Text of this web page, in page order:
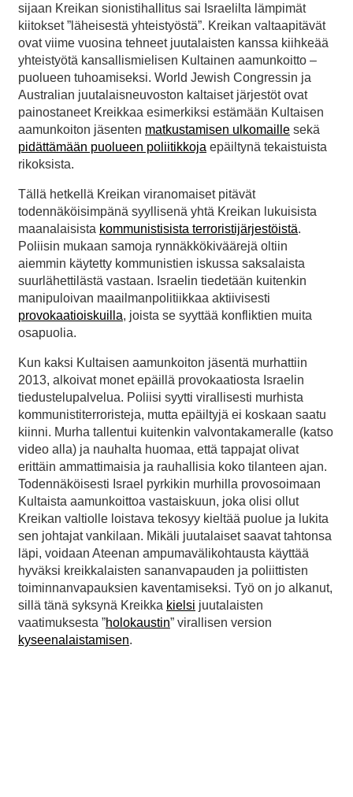
sijaan Kreikan sionistihallitus sai Israelilta lämpimät
kiitokset ”läheisestä yhteistyöstä”. Kreikan valtaapitävät
ovat viime vuosina tehneet juutalaisten kanssa kiihkeää
yhteistyötä kansallismielisen Kultainen aamunkoitto –
puolueen tuhoamiseksi. World Jewish Congressin ja
Australian juutalaisneuvoston kaltaiset järjestöt ovat
painostaneet Kreikkaa esimerkiksi estämään Kultaisen
aamunkoiton jäsenten matkustamisen ulkomaille sekä
pidättämään puolueen poliitikkoja epäiltynä tekaistuista
rikoksista.
Tällä hetkellä Kreikan viranomaiset pitävät
todennäköisimpänä syyllisenä yhtä Kreikan lukuisista
maanalaisista kommunistisista terroristijärjestöistä.
Poliisin mukaan samoja rynnäkkökiväärejä oltiin
aiemmin käytetty kommunistien iskussa saksalaista
suurlähettilästä vastaan. Israelin tiedetään kuitenkin
manipuloivan maailmanpolitiikkaa aktiivisesti
provokaatioiskuilla, joista se syyttää konfliktien muita
osapuolia.
Kun kaksi Kultaisen aamunkoiton jäsentä murhattiin
2013, alkoivat monet epäillä provokaatiosta Israelin
tiedustelupalvelua. Poliisi syytti virallisesti murhista
kommunistiterroristeja, mutta epäiltyjä ei koskaan saatu
kiinni. Murha tallentui kuitenkin valvontakameralle (katso
video alla) ja nauhalta huomaa, että tappajat olivat
erittäin ammattimaisia ja rauhallisia koko tilanteen ajan.
Todennäköisesti Israel pyrkikin murhilla provosoimaan
Kultaista aamunkoittoa vastaiskuun, joka olisi ollut
Kreikan valtiolle loistava tekosyy kieltää puolue ja lukita
sen johtajat vankilaan. Mikäli juutalaiset saavat tahtonsa
läpi, voidaan Ateenan ampumavälikohtausta käyttää
hyväksi kreikkalaisten sananvapauden ja poliittisten
toiminnanvapauksien kaventamiseksi. Työ on jo alkanut,
sillä tänä syksynä Kreikka kielsi juutalaisten
vaatimuksesta ”holokaustin” virallisen version
kyseenalaistamisen.